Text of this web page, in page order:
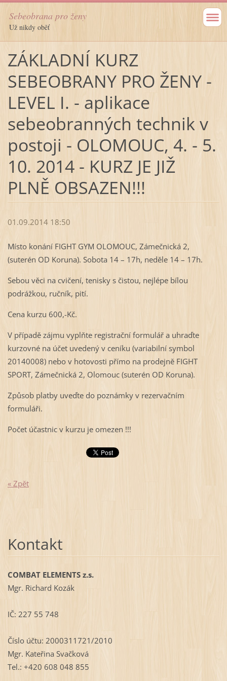
Sebeobrana pro ženy
Už nikdy oběť
ZÁKLADNÍ KURZ
SEBEOBRANY PRO ŽENY -
LEVEL I. - aplikace
sebeobranných technik v
postoji - OLOMOUC, 4. - 5.
10. 2014 - KURZ JE JIŽ
PLNĚ OBSAZEN!!!
01.09.2014 18:50
Místo konání FIGHT GYM OLOMOUC, Zámečnická 2,
(suterén OD Koruna). Sobota 14 – 17h, neděle 14 – 17h.
Sebou věci na cvičení, tenisky s čistou, nejlépe bílou
podrážkou, ručník, pití.
Cena kurzu 600,-Kč.
V případě zájmu vyplňte registrační formulář a uhraďte
kurzovné na účet uvedený v ceníku (variabilní symbol
20140008) nebo v hotovosti přímo na prodejně FIGHT
SPORT, Zámečnická 2, Olomouc (suterén OD Koruna).
Způsob platby uveďte do poznámky v rezervačním
formuláři.
Počet účastnic v kurzu je omezen !!!
« Zpět
Kontakt
COMBAT ELEMENTS z.s.
Mgr. Richard Kozák
IČ: 227 55 748
Číslo účtu: 2000311721/2010
Mgr. Kateřina Svačková
Tel.: +420 608 048 855